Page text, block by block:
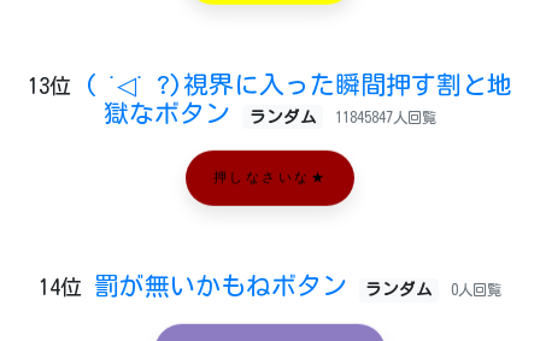
13位
( ˙◁˙ ?)視界に入った瞬間押す割と地
獄なボタン
ランダム 11845847人回覧
押しなさいな★
14位 罰が無いかもねボタン ランダム 0人回覧